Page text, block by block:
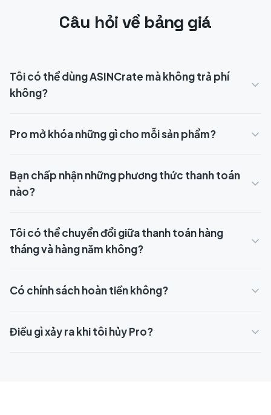
Câu hỏi về bảng giá
Tôi có thể dùng ASINCrate mà không trả phí
không?
Pro mở khóa những gì cho mỗi sản phẩm?
Bạn chấp nhận những phương thức thanh toán
nào?
Tôi có thể chuyển đổi giữa thanh toán hàng
tháng và hàng năm không?
Có chính sách hoàn tiền không?
Điều gì xảy ra khi tôi hủy Pro?